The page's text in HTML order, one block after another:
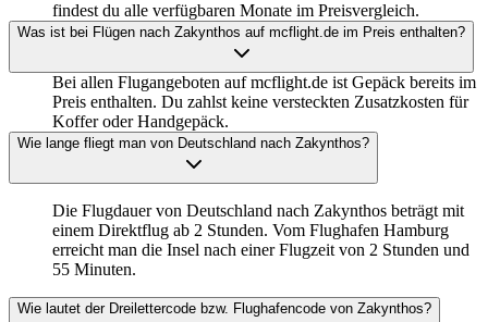
findest du alle verfügbaren Monate im Preisvergleich.
Was ist bei Flügen nach Zakynthos auf mcflight.de im Preis enthalten?
Bei allen Flugangeboten auf mcflight.de ist Gepäck bereits im
Preis enthalten. Du zahlst keine versteckten Zusatzkosten für
Koffer oder Handgepäck.
Wie lange fliegt man von Deutschland nach Zakynthos?
Die Flugdauer von Deutschland nach Zakynthos beträgt mit
einem Direktflug ab 2 Stunden. Vom Flughafen Hamburg
erreicht man die Insel nach einer Flugzeit von 2 Stunden und
55 Minuten.
Wie lautet der Dreilettercode bzw. Flughafencode von Zakynthos?